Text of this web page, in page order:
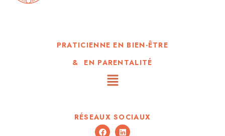
PRATICIENNE EN BIEN-ÊTRE
& EN PARENTALITÉ
RÉSEAUX SOCIAUX